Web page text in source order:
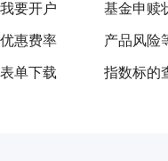
我要开户
优惠费率
表单下载
基金申赎
产品风险
指数标的